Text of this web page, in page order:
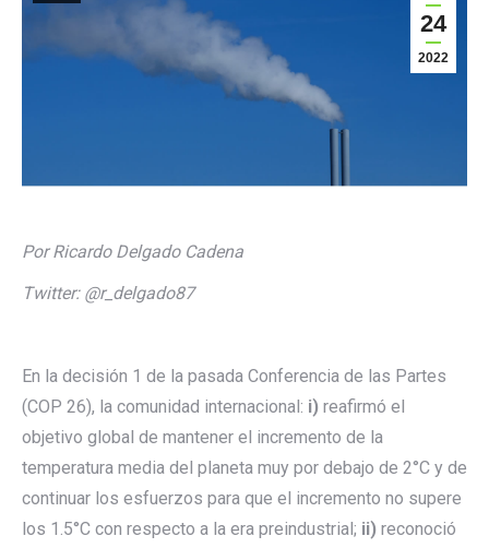
24
2022
Por Ricardo Delgado Cadena
Twitter: @r_delgado87
En la decisión 1 de la pasada Conferencia de las Partes
(COP 26), la comunidad internacional: i) reafirmó el
objetivo global de mantener el incremento de la
temperatura media del planeta muy por debajo de 2°C y de
continuar los esfuerzos para que el incremento no supere
los 1.5°C con respecto a la era preindustrial; ii) reconoció